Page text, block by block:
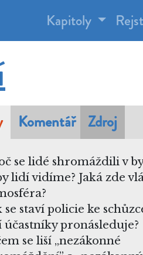
Kapitoly
Komentář Zdroj
se lidé shromáždili v
lidí vidíme? Jaká zde
se staví policie ke
účastníky pronásleduje?
se liší „nezákonné